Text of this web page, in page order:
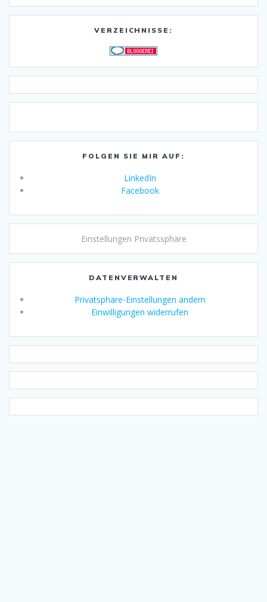
VERZEICHNISSE:
FOLGEN SIE MIR AUF:
LinkedIn
Facebook
Einstellungen Privatssphäre
DATENVERWALTEN
Privatsphäre-Einstellungen ändern
Einwilligungen widerrufen